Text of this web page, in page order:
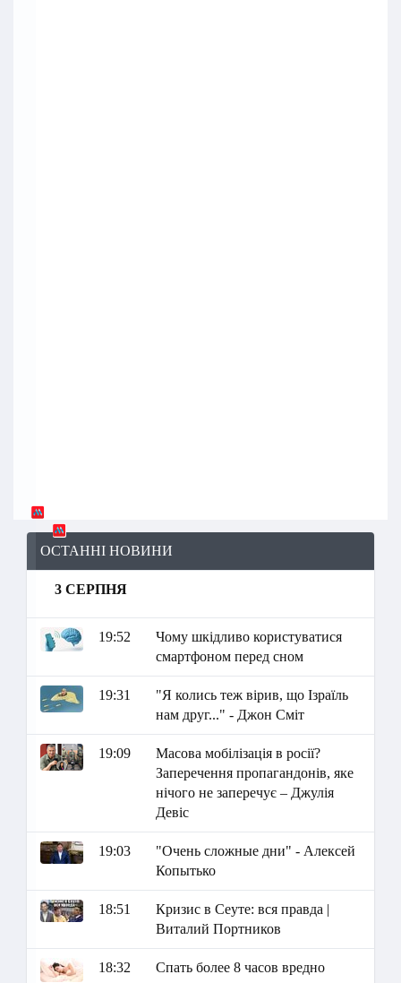
ОСТАННІ НОВИНИ
3 СЕРПНЯ
19:52
Чому шкідливо користуватися
смартфоном перед сном
19:31
"Я колись теж вірив, що Ізраїль
нам друг..." - Джон Сміт
19:09
Масова мобілізація в росії?
Заперечення пропагандонів, яке
нічого не заперечує – Джулія
Девіс
19:03
"Очень сложные дни" - Алексей
Копытько
18:51
Кризис в Сеуте: вся правда |
Виталий Портников
18:32 Спать более 8 часов вредно